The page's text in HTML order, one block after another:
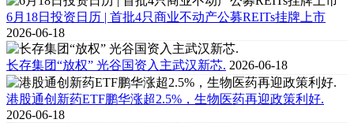
6月18日投资日历 | 首批4只商业不动产公募REITs挂牌上市
2026-06-18
长存集团“放权” 光谷国资入主武汉新芯. 2026-06-18
港股通创新药ETF鹏华涨超2.5%，生物医药再迎政策利好.
2026-06-18